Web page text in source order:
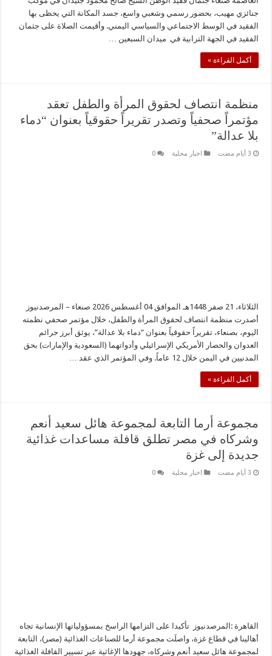
جنائزي مهيب، بحضور رسمي وشعبي واسع، جسد المكانة التي يحظى بها
الفقيد في الوسط الاجتماعي والسياسي اليمني. وأقيمت الصلاة على جثمان
الفقيد في الجهة الترابية في ميدان السبعين …
أكمل القراءة »
منظمة انتصاف لحقوق المرأة والطفل تعقد
مؤتمراً صحفياً وتصدر تقريراً حقوقياً بعنوان “دماء
بلا عدالة”
اخبار محلية 0
الثلاثاء، 21 صفر 1448هـ الموافق 04 أغسطس 2026 صنعاء – المرصدنيوز
أصدرت منظمة انتصاف لحقوق المرأة والطفل، خلال مؤتمر صحفي نظمته
اليوم، بصنعاء، تقريراً حقوقياً بعنوان “دماء بلا عدالة”، يوثق أبرز جرائم
العدوان والحصار الأمريكي الإسرائيلي وأدواتهما (السعودية والإمارات) بحق
المدنيين في اليمن خلال 12 عاماً. وفي المؤتمر الذي عقد …
أكمل القراءة »
مجموعة أرما التابعة لمجموعة هائل سعيد أنعم
وشركاه في مصر تطلق قافلة مساعدات غذائية
جديدة إلى غزة
اخبار محلية 0
القاهرة :المرصدنيوز تأكيدا على التزامها الراسخ بمسؤولياتها الإنسانية تجاه
أهالينا في قطاع غزة، واصلَت مجموعة أرما للصناعات الغذائية (مصر)، التابعة
لمجموعة هائل سعيد أنعم وشركاه، جهودها الإغاثية عبر تسيير القافلة الغذائية